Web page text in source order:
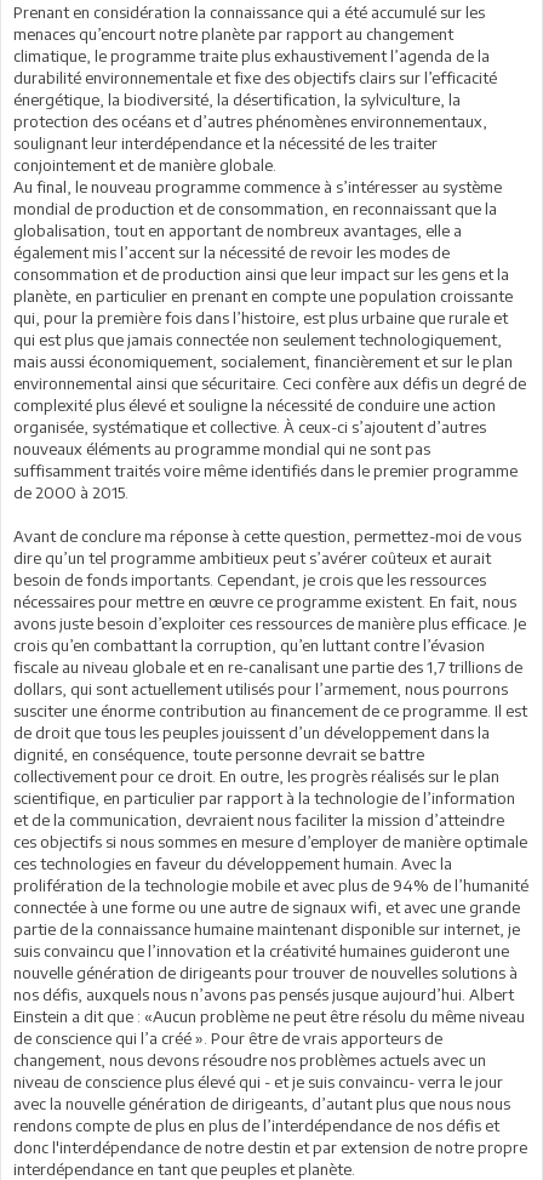
Prenant en considération la connaissance qui a été accumulé sur les
menaces qu’encourt notre planète par rapport au changement
climatique, le programme traite plus exhaustivement l’agenda de la
durabilité environnementale et fixe des objectifs clairs sur l’efficacité
énergétique, la biodiversité, la désertification, la sylviculture, la
protection des océans et d’autres phénomènes environnementaux,
soulignant leur interdépendance et la nécessité de les traiter
conjointement et de manière globale.
Au final, le nouveau programme commence à s’intéresser au système
mondial de production et de consommation, en reconnaissant que la
globalisation, tout en apportant de nombreux avantages, elle a
également mis l’accent sur la nécessité de revoir les modes de
consommation et de production ainsi que leur impact sur les gens et la
planète, en particulier en prenant en compte une population croissante
qui, pour la première fois dans l’histoire, est plus urbaine que rurale et
qui est plus que jamais connectée non seulement technologiquement,
mais aussi économiquement, socialement, financièrement et sur le plan
environnemental ainsi que sécuritaire. Ceci confère aux défis un degré de
complexité plus élevé et souligne la nécessité de conduire une action
organisée, systématique et collective. À ceux-ci s’ajoutent d’autres
nouveaux éléments au programme mondial qui ne sont pas
suffisamment traités voire même identifiés dans le premier programme
de 2000 à 2015.
Avant de conclure ma réponse à cette question, permettez-moi de vous
dire qu’un tel programme ambitieux peut s’avérer coûteux et aurait
besoin de fonds importants. Cependant, je crois que les ressources
nécessaires pour mettre en œuvre ce programme existent. En fait, nous
avons juste besoin d’exploiter ces ressources de manière plus efficace. Je
crois qu’en combattant la corruption, qu’en luttant contre l’évasion
fiscale au niveau globale et en re-canalisant une partie des 1,7 trillions de
dollars, qui sont actuellement utilisés pour l’armement, nous pourrons
susciter une énorme contribution au financement de ce programme. Il est
de droit que tous les peuples jouissent d’un développement dans la
dignité, en conséquence, toute personne devrait se battre
collectivement pour ce droit. En outre, les progrès réalisés sur le plan
scientifique, en particulier par rapport à la technologie de l’information
et de la communication, devraient nous faciliter la mission d’atteindre
ces objectifs si nous sommes en mesure d’employer de manière optimale
ces technologies en faveur du développement humain. Avec la
prolifération de la technologie mobile et avec plus de 94% de l’humanité
connectée à une forme ou une autre de signaux wifi, et avec une grande
partie de la connaissance humaine maintenant disponible sur internet, je
suis convaincu que l’innovation et la créativité humaines guideront une
nouvelle génération de dirigeants pour trouver de nouvelles solutions à
nos défis, auxquels nous n’avons pas pensés jusque aujourd’hui. Albert
Einstein a dit que : «Aucun problème ne peut être résolu du même niveau
de conscience qui l’a créé ». Pour être de vrais apporteurs de
changement, nous devons résoudre nos problèmes actuels avec un
niveau de conscience plus élevé qui - et je suis convaincu- verra le jour
avec la nouvelle génération de dirigeants, d’autant plus que nous nous
rendons compte de plus en plus de l’interdépendance de nos défis et
donc l'interdépendance de notre destin et par extension de notre propre
interdépendance en tant que peuples et planète.